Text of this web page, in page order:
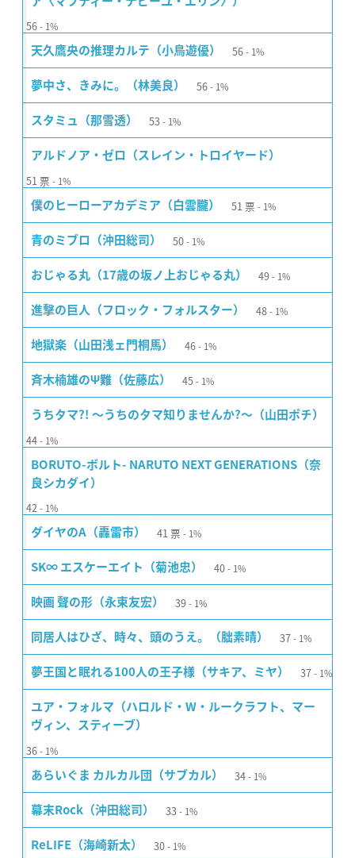
56 1%
天久鷹央の推理カルテ（小鳥遊優） 56 1%
夢中さ、きみに。（林美良） 56 1%
スタミュ（那雪透） 53 1%
アルドノア・ゼロ（スレイン・トロイヤード）
51 票 1%
僕のヒーローアカデミア（白雲朧） 51 票 1%
青のミブロ（沖田総司） 50 1%
おじゃる丸（17歳の坂ノ上おじゃる丸） 49 1%
進撃の巨人（フロック・フォルスター） 48 1%
地獄楽（山田浅ェ門桐馬） 46 1%
斉木楠雄のΨ難（佐藤広） 45 1%
うちタマ?! 〜うちのタマ知りませんか?〜（山田ポチ）
44 1%
BORUTO-ボルト- NARUTO NEXT GENERATIONS（奈
良シカダイ）
42 1%
ダイヤのA（轟雷市） 41 票 1%
SK∞ エスケーエイト（菊池忠） 40 1%
映画 聲の形（永束友宏） 39 1%
同居人はひざ、時々、頭のうえ。（朏素晴） 37 1%
夢王国と眠れる100人の王子様（サキア、ミヤ） 37 1%
ユア・フォルマ（ハロルド・W・ルークラフト、マー
ヴィン、スティーブ）
36 1%
あらいぐま カルカル団（サブカル） 34 1%
幕末Rock（沖田総司） 33 1%
ReLIFE（海崎新太） 30 1%